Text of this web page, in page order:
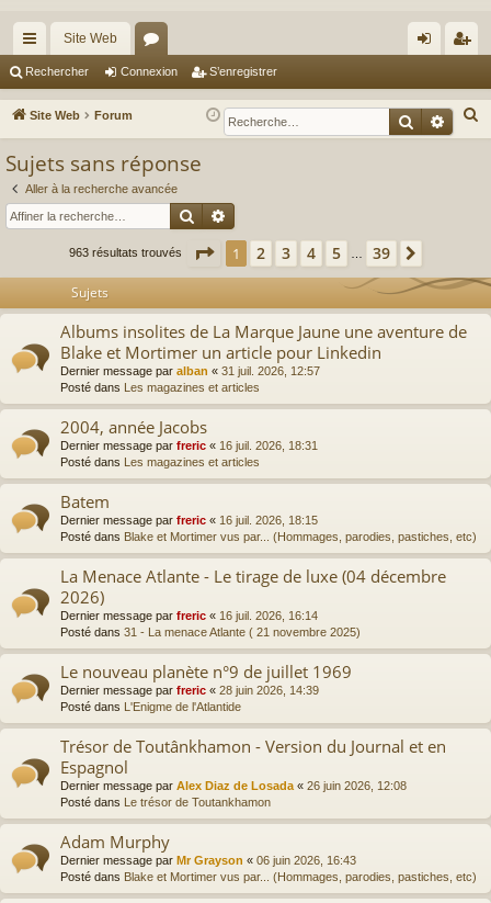
cc
ès
ra
pi
de
Site Web
or
u
m
s
ne
xi
nr
eg
Rechercher Connexion S’enregistrer
Site Web Forum
e
h
e
Sujets sans réponse
Aller à la recherche avancée
Rechercher
963 résultats trouvés Page 1 sur 39
1 2 3 4 5 39
Sujets
Albums insolites de La Marque Jaune une aventure de
Blake et Mortimer un article pour Linkedin
Dernier message par alban « 31 juil. 2026, 12:57
Posté dans Les magazines et articles
2004, année Jacobs
Dernier message par freric « 16 juil. 2026, 18:31
Posté dans Les magazines et articles
Batem
Dernier message par freric « 16 juil. 2026, 18:15
Posté dans Blake et Mortimer vus par... (Hommages, parodies, pastiches, etc)
La Menace Atlante - Le tirage de luxe (04 décembre
2026)
Dernier message par freric « 16 juil. 2026, 16:14
Posté dans 31 - La menace Atlante ( 21 novembre 2025)
Le nouveau planète n°9 de juillet 1969
Dernier message par freric « 28 juin 2026, 14:39
Posté dans L'Enigme de l'Atlantide
Trésor de Toutânkhamon - Version du Journal et en
Espagnol
Dernier message par Alex Diaz de Losada « 26 juin 2026, 12:08
Posté dans Le trésor de Toutankhamon
Adam Murphy
Dernier message par Mr Grayson « 06 juin 2026, 16:43
Posté dans Blake et Mortimer vus par... (Hommages, parodies, pastiches, etc)